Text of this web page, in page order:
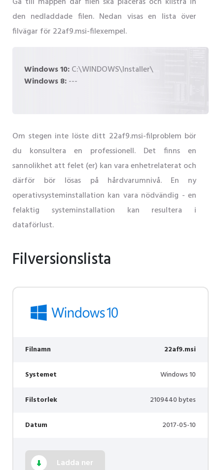
den nedladdade filen. Nedan visas en lista över
filvägar för 22af9.msi-filexempel.
Windows 10:C:\WINDOWS\Installer\
Windows 8:---
Om stegen inte löste ditt 22af9.msi-filproblem bör
du konsultera en professionell. Det finns en
sannolikhet att felet (er) kan vara enhetrelaterat och
därför bör lösas på hårdvarumnivå. En ny
operativsysteminstallation kan vara nödvändig - en
felaktig systeminstallation kan resultera i
dataförlust.
Filversionslista
Filnamn 22af9.msi
Systemet Windows 10
Filstorlek 2109440 bytes
Datum 2017-05-10
Ladda ner